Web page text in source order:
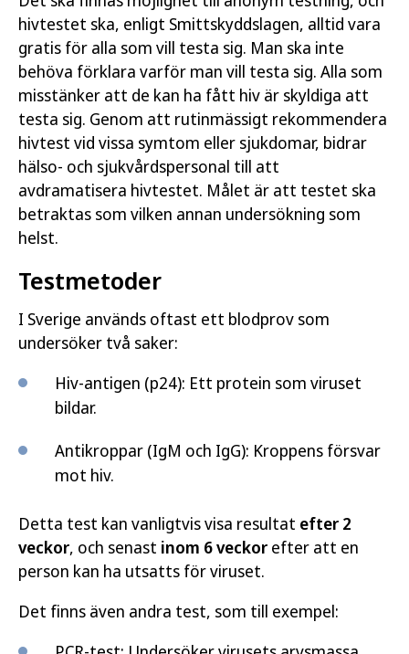
hivtestet ska, enligt Smittskyddslagen, alltid vara
gratis för alla som vill testa sig. Man ska inte
behöva förklara varför man vill testa sig. Alla som
misstänker att de kan ha fått hiv är skyldiga att
testa sig. Genom att rutinmässigt rekommendera
hivtest vid vissa symtom eller sjukdomar, bidrar
hälso- och sjukvårdspersonal till att
avdramatisera hivtestet. Målet är att testet ska
betraktas som vilken annan undersökning som
helst.
Testmetoder
I Sverige används oftast ett blodprov som
undersöker två saker:
Hiv-antigen (p24): Ett protein som viruset
bildar.
Antikroppar (IgM och IgG): Kroppens försvar
mot hiv.
Detta test kan vanligtvis visa resultat efter 2
veckor, och senast inom 6 veckor efter att en
person kan ha utsatts för viruset.
Det finns även andra test, som till exempel: